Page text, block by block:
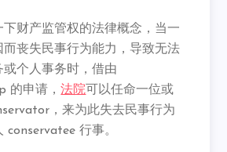
财产监管权的法律概念，当一
而丧失民事行为能力，导致无法
个人事务时，借由
的申请，法院可以任命一位或
，来为此失去民事行为
conservatee 行事。